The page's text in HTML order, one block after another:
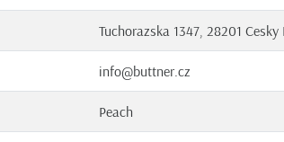
Tuchorazska 1347, 28201 Cesky
info@buttner.cz
Peach